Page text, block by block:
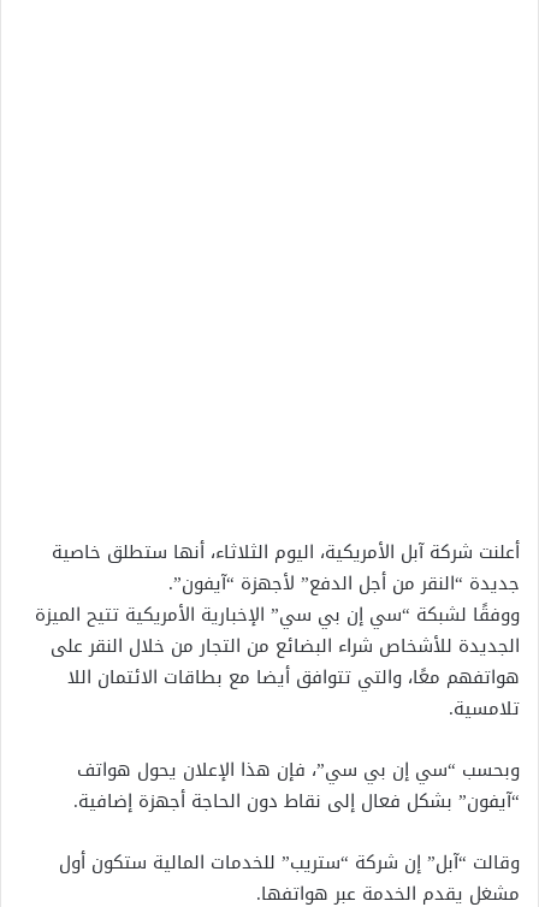
أعلنت شركة آبل الأمريكية، اليوم الثلاثاء، أنها ستطلق خاصية
جديدة “النقر من أجل الدفع” لأجهزة “آيفون”.
ووفقًا لشبكة “سي إن بي سي” الإخبارية الأمريكية تتيح الميزة
الجديدة للأشخاص شراء البضائع من التجار من خلال النقر على
هواتفهم معًا، والتي تتوافق أيضا مع بطاقات الائتمان اللا
تلامسية.
وبحسب “سي إن بي سي”، فإن هذا الإعلان يحول هواتف
“آيفون” بشكل فعال إلى نقاط دون الحاجة أجهزة إضافية.
وقالت “آبل” إن شركة “ستريب” للخدمات المالية ستكون أول
مشغل يقدم الخدمة عبر هواتفها.